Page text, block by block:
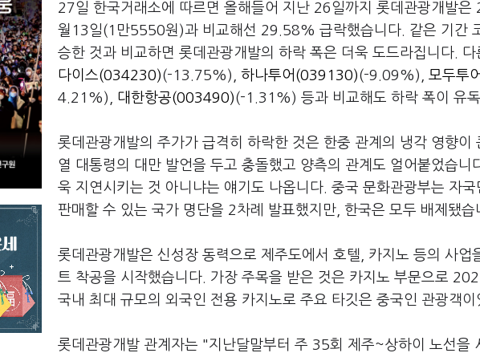
27일 한국거래소에 따르면 올해들어 지난 26일까지 롯데관광개발
월13일(1만5550원)과 비교해선 29.58% 급락했습니다. 같은 기간
승한 것과 비교하면 롯데관광개발의 하락 폭은 더욱 도드라집니다.
다이스(034230)(-13.75%), 하나투어(039130)(-9.09%), 모두투
4.21%), 대한항공(003490)(-1.31%) 등과 비교해도 하락 폭이 유
롯데관광개발의 주가가 급격히 하락한 것은 한중 관계의 냉각 영향
열 대통령의 대만 발언을 두고 충돌했고 양측의 관계도 얼어붙었습니
욱 지연시키는 것 아니냐는 얘기도 나옵니다. 중국 문화관광부는 자
판매할 수 있는 국가 명단을 2차례 발표했지만, 한국은 모두 배제됐습
롯데관광개발은 신성장 동력으로 제주도에서 호텔, 카지노 등의 사
트 착공을 시작했습니다. 가장 주목을 받은 것은 카지노 부문으로
국내 최대 규모의 외국인 전용 카지노로 주요 타깃은 중국인 관광객이
롯데관광개발 관계자는 "지난달말부터 주 35회 제주~상하이 노선을